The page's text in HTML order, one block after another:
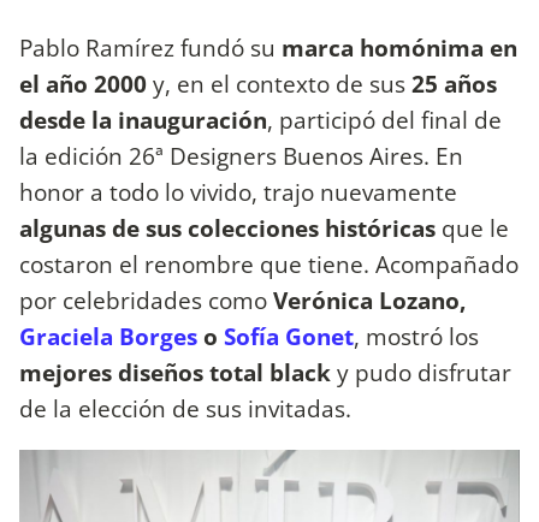
Pablo Ramírez fundó su marca homónima en
el año 2000y, en el contexto de sus25 años
desde la inauguración, participó del final de
la edición 26ª Designers Buenos Aires. En
honor a todo lo vivido, trajo nuevamente
algunas de sus colecciones históricas que le
costaron el renombre que tiene. Acompañado
por celebridades comoVerónica Lozano,
Graciela Borges o Sofía Gonet, mostró los
mejores diseños total blacky pudo disfrutar
de la elección de sus invitadas.